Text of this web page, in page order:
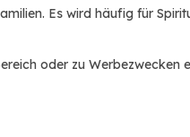
Es wird häufig für
oder zu